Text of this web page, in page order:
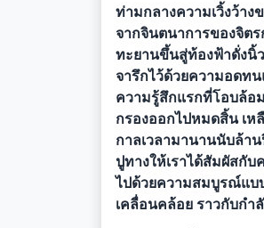
ท่ามกลางความเวิ้งว้า
จากจินตนาการของจิต
ทะยานขึ้นสู่ท้องฟ้าดั่ง
จารึกไว้ด้วยความอดท
ความรู้สึกแรกที่โอบล้อ
กรองออกไปหมดสิ้น เ
กาลเวลามานานนับล้า
ปูทางให้เราได้สัมผัสกั
ไปด้วยความสมบูรณ์แบ
เคลื่อนคล้อย ราวกับกำ